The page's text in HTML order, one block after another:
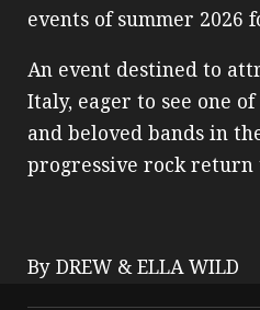
events of summer 2026
An event destined to
Italy, eager to see one
and beloved bands in
progressive rock return
By DREW & ELLA WILD